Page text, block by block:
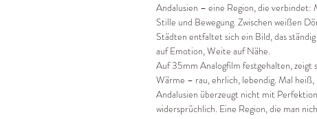
Andalusien – eine Region, die
Stille und Bewegung. Zwischen weißen
Städten entfaltet sich ein Bild, das
auf Emotion, Weite auf Nähe.
Auf 35mm Analogfilm festgehalten,
Wärme – rau, ehrlich, lebendig. Mal
Andalusien überzeugt nicht mit
widersprüchlich. Eine Region, die man